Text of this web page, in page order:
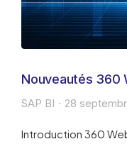
Nouveautés 360
SAP BI 28
Introduction 360